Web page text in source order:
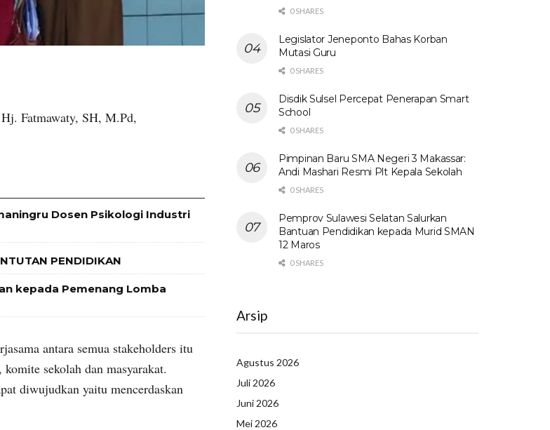
Fatmawaty, SH, M.Pd,
Dosen Psikologi Industri
PENDIDIKAN
kepada Pemenang Lomba
antara semua stakeholders itu
sekolah dan masyarakat.
diwujudkan yaitu mencerdaskan
0 SHARES
Legislator Jeneponto Bahas Korban
Mutasi Guru
0 SHARES
Disdik Sulsel Percepat Penerapan Smart
School
0 SHARES
Pimpinan Baru SMA Negeri 3 Makassar:
Andi Mashari Resmi Plt Kepala Sekolah
0 SHARES
Pemprov Sulawesi Selatan Salurkan
Bantuan Pendidikan kepada Murid SMAN
12 Maros
0 SHARES
Arsip
Agustus 2026
Juli 2026
Juni 2026
Mei 2026